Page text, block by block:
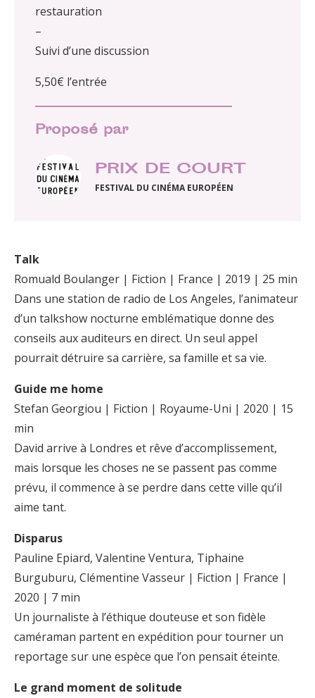
restauration
–
Suivi d’une discussion
5,50€ l’entrée
Proposé par
PRIX DE COURT
FESTIVAL DU CINÉMA EUROPÉEN
Talk
Romuald Boulanger | Fiction | France | 2019 | 25 min
Dans une station de radio de Los Angeles, l’animateur
d’un talkshow nocturne emblématique donne des
conseils aux auditeurs en direct. Un seul appel
pourrait détruire sa carrière, sa famille et sa vie.
Guide me home
Stefan Georgiou | Fiction | Royaume-Uni | 2020 | 15
min
David arrive à Londres et rêve d’accomplissement,
mais lorsque les choses ne se passent pas comme
prévu, il commence à se perdre dans cette ville qu’il
aime tant.
Disparus
Pauline Epiard, Valentine Ventura, Tiphaine
Burguburu, Clémentine Vasseur | Fiction | France |
2020 | 7 min
Un journaliste à l’éthique douteuse et son fidèle
caméraman partent en expédition pour tourner un
reportage sur une espèce que l’on pensait éteinte.
Le grand moment de solitude